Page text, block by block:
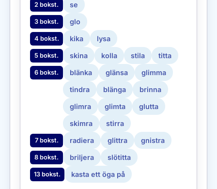
2 bokst. se
3 bokst. glo
4 bokst. kika lysa
5 bokst. skina kolla stila titta
6 bokst. blänka glänsa glimma
tindra blänga brinna
glimra glimta glutta
skimra stirra
7 bokst. radiera glittra gnistra
8 bokst. briljera slötitta
13 bokst. kasta ett öga på